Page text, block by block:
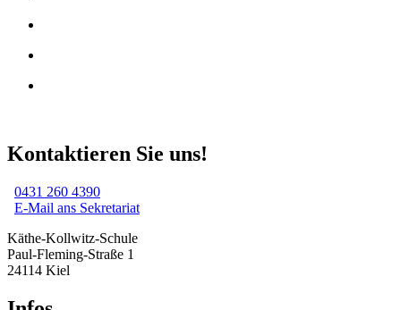
Kontaktieren Sie uns!
0431 260 4390
E-Mail ans Sekretariat
Käthe-Kollwitz-Schule
Paul-Fleming-Straße 1
24114 Kiel